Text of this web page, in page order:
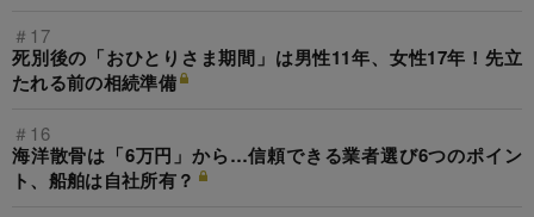
＃17
死別後の「おひとりさま期間」は男性11年、女性17年！先立
たれる前の相続準備
＃16
海洋散骨は「6万円」から…信頼できる業者選び6つのポイン
ト、船舶は自社所有？